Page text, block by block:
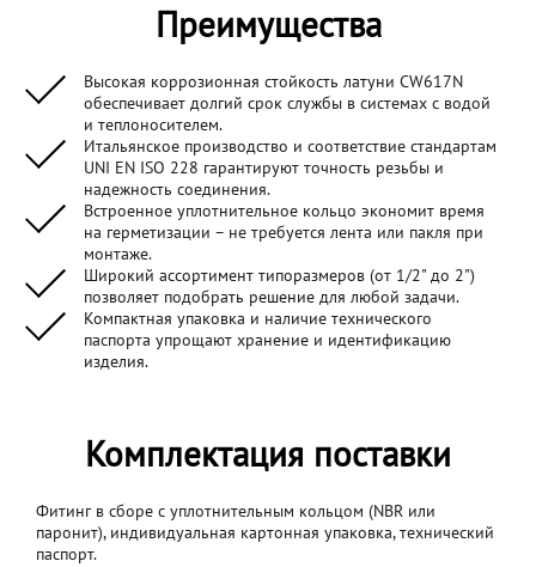
Преимущества
Высокая коррозионная стойкость латуни CW617N
обеспечивает долгий срок службы в системах с водой
и теплоносителем.
Итальянское производство и соответствие стандартам
UNI EN ISO 228 гарантируют точность резьбы и
надежность соединения.
Встроенное уплотнительное кольцо экономит время
на герметизации – не требуется лента или пакля при
монтаже.
Широкий ассортимент типоразмеров (от 1/2" до 2")
позволяет подобрать решение для любой задачи.
Компактная упаковка и наличие технического
паспорта упрощают хранение и идентификацию
изделия.
Комплектация поставки
Фитинг в сборе с уплотнительным кольцом (NBR или
паронит), индивидуальная картонная упаковка, технический
паспорт.